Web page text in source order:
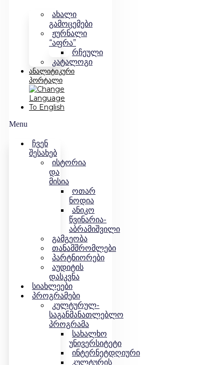
ახალი
გამოცემები
ჟურნალი
“აფრა”
რჩეული
კატალოგი
Ანალიტიკური
Პორტალი
Menu
Ჩვენ
Შესახებ
ისტორია
და
მისია
ოთარ
ნოდია
ანიკო
წვინარია-
აბრამიშვილი
გამგეობა
თანამშრომლები
პარტნიორები
აუდიტის
დასკვნა
Სიახლეები
Პროგრამები
კულტურულ-
საგანმანათლებლო
პროგრამა
სახალხო
უნივერსიტეტი
ინტერნეტდღიური
კულტურის